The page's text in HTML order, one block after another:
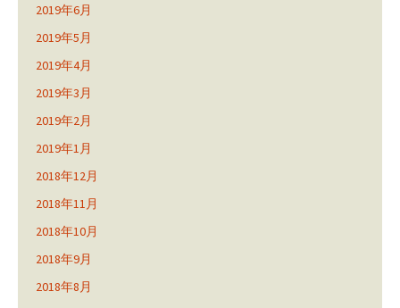
2019年6月
2019年5月
2019年4月
2019年3月
2019年2月
2019年1月
2018年12月
2018年11月
2018年10月
2018年9月
2018年8月